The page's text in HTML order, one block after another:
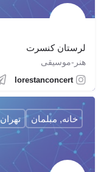
لرستان کنسرت
هنر-موسیقی
lorestanconcert
خانه, مبلمان تهران